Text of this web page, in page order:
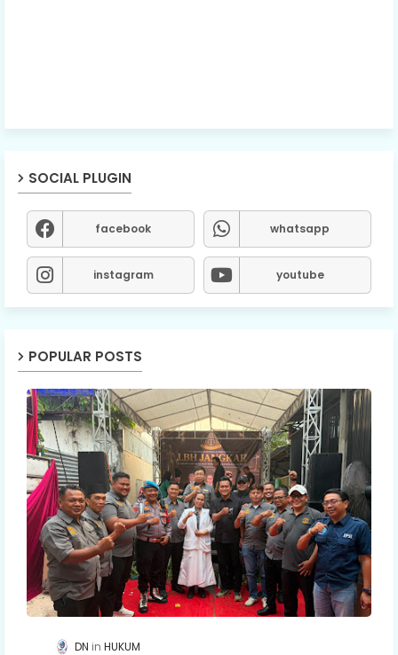
SOCIAL PLUGIN
facebook whatsapp
instagram youtube
POPULAR POSTS
DN HUKUM